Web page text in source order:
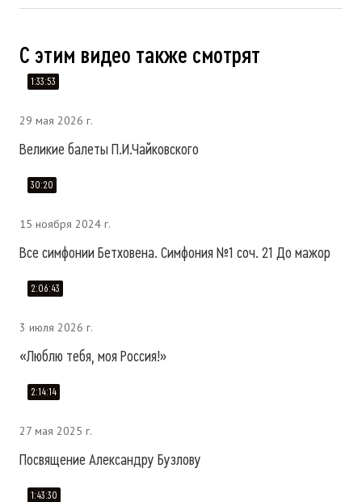
С этим видео также смотрят
1:33:53
29 мая 2026 г.
Великие балеты П.И.Чайковского
30:20
15 ноября 2024 г.
Все симфонии Бетховена. Симфония №1 соч. 21 До мажор
2:06:43
3 июля 2026 г.
«Люблю тебя, моя Россия!»
2:14:14
27 мая 2025 г.
Посвящение Александру Бузлову
1:43:30